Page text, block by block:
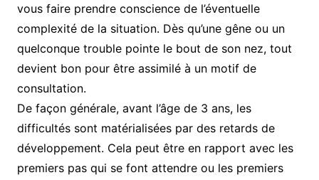
vous faire prendre conscience de l’éventuelle
complexité de la situation. Dès qu’une gêne ou un
quelconque trouble pointe le bout de son nez, tout
devient bon pour être assimilé à un motif de
consultation.
De façon générale, avant l’âge de 3 ans, les
difficultés sont matérialisées par des retards de
développement. Cela peut être en rapport avec les
premiers pas qui se font attendre ou les premiers